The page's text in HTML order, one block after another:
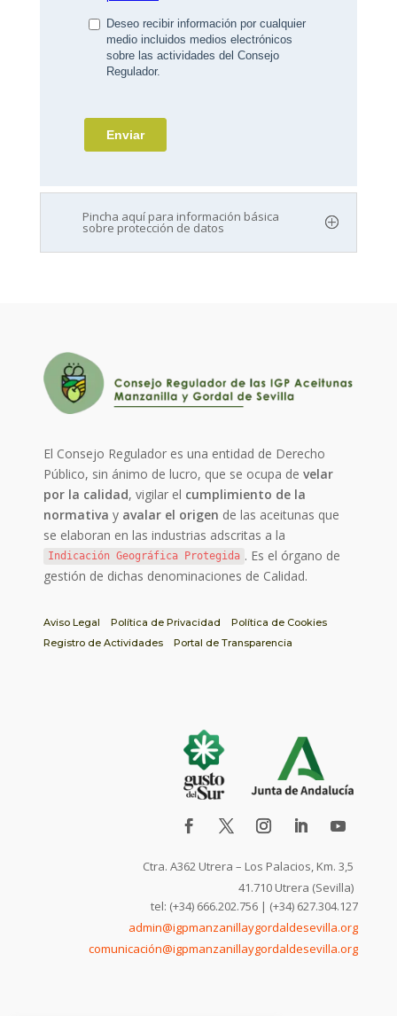
Pincha aquí para información básica
sobre protección de datos
El Consejo Regulador es una entidad de Derecho
Público, sin ánimo de lucro, que se ocupa develar
por la calidad, vigilar el cumplimiento de la
normativa y avalar el origen de las aceitunas que
se elaboran en las industrias adscritas a la
Indicación Geográfica Protegida . Es el órgano de
gestión de dichas denominaciones de Calidad.
Aviso Legal Política de Privacidad
Política de Cookies
Registro de Actividades
Portal de Transparencia
Ctra. A362 Utrera – Los Palacios, Km. 3,5
41.710 Utrera (Sevilla)
tel: (+34) 666.202.756 | (+34) 627.304.127
admin@igpmanzanillaygordaldesevilla.org
comunicación@igpmanzanillaygordaldesevilla.org